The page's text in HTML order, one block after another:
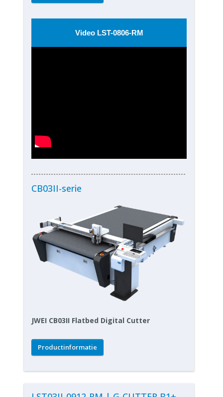
Video LST-0806-RM
CB03II-serie
JWEI CB03II Flatbed Digital Cutter
Productinformatie